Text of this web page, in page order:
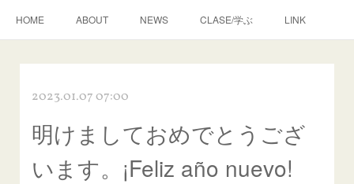
HOME ABOUT NEWS CLASE/学ぶ LINK
2023.01.07 07:00
明けましておめでとうござ
います。¡Feliz año nuevo!